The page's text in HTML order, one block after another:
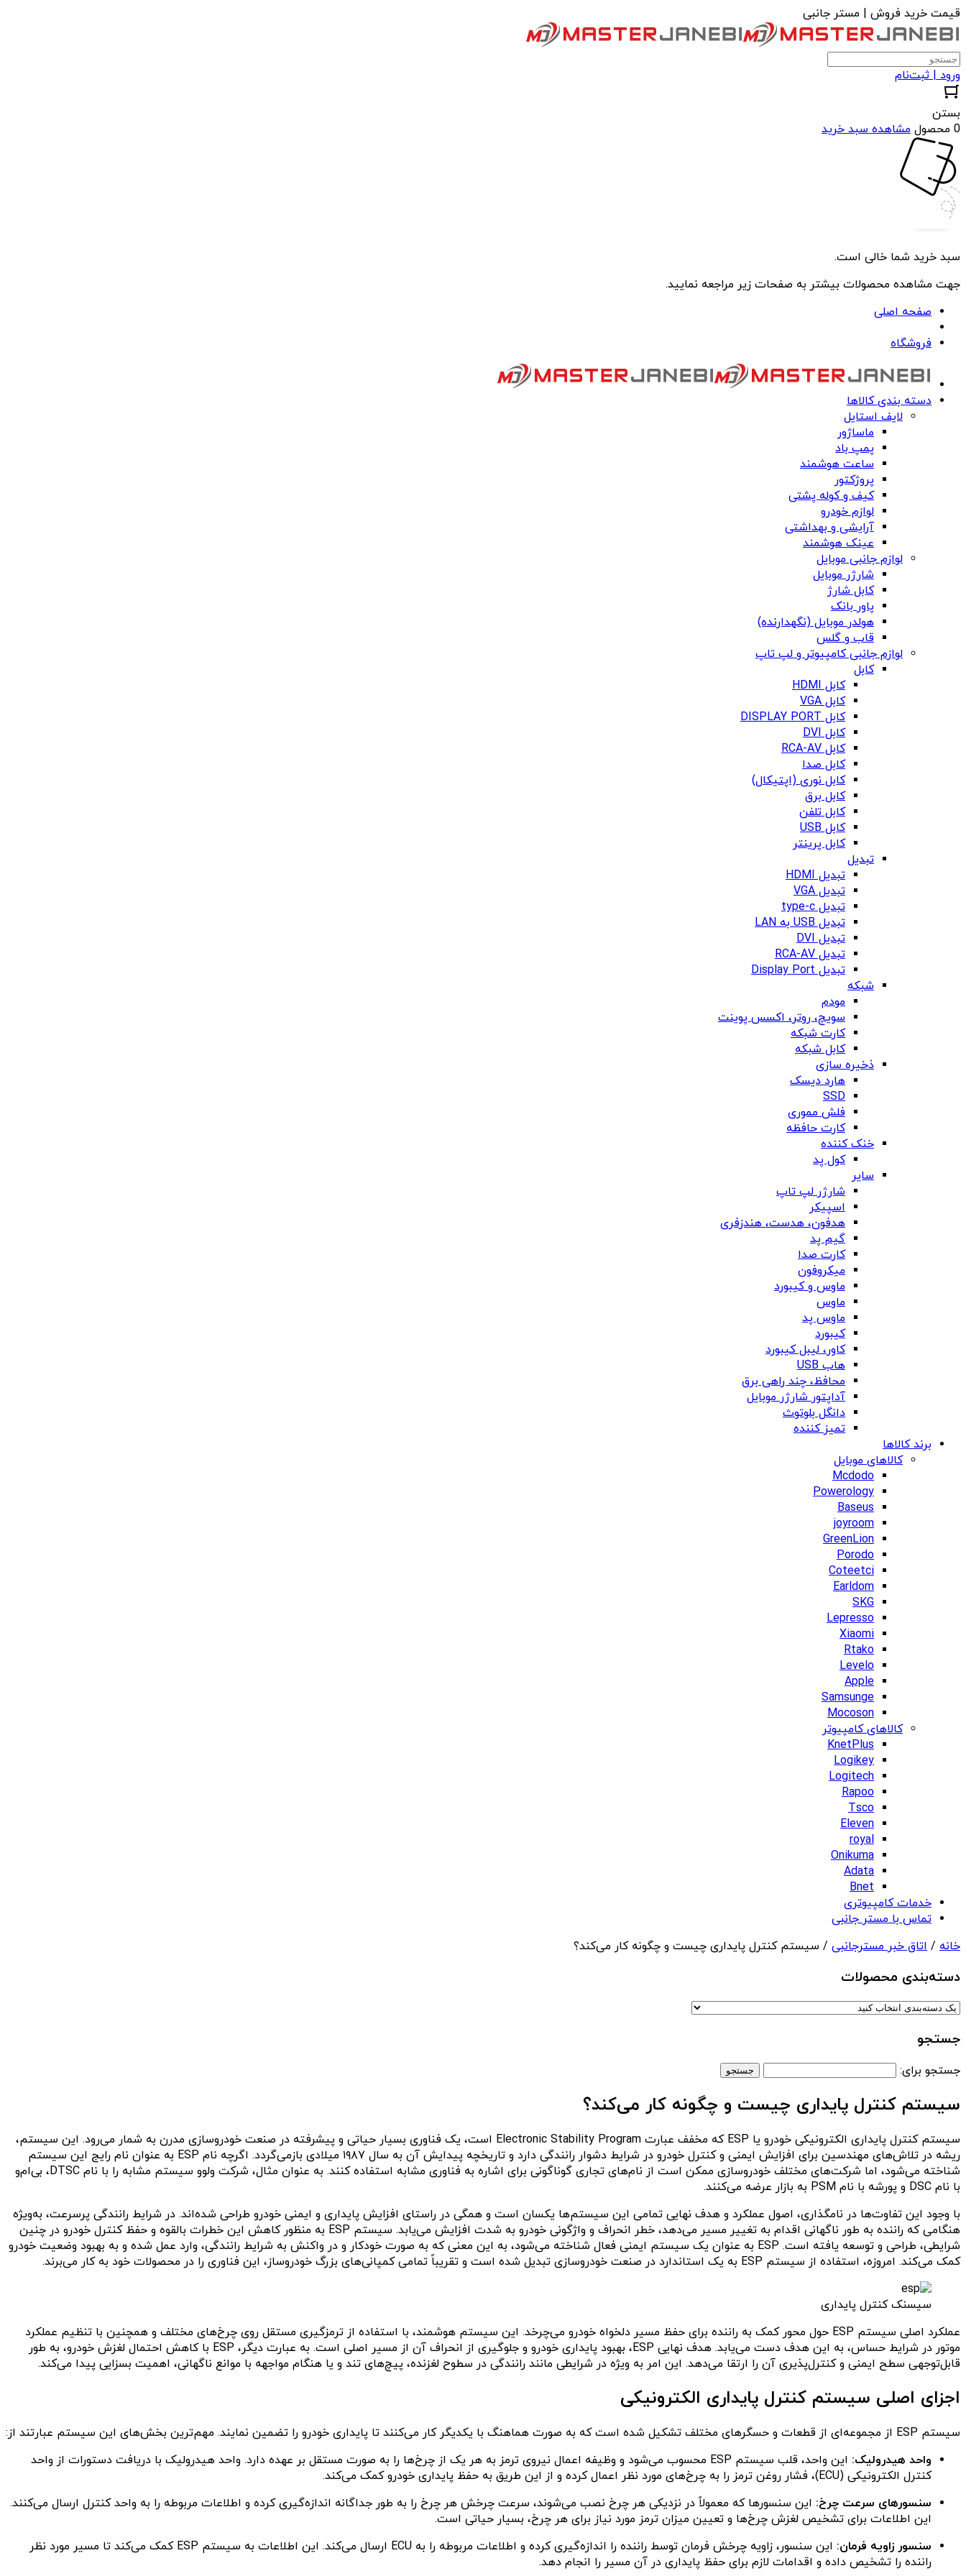
قیمت خرید فروش | مستر جانبی
ورود | ثبت‌نام
بستن
0 محصول
مشاهده سبد خرید
سبد خرید شما خالی است.
جهت مشاهده محصولات بیشتر به صفحات زیر مراجعه نمایید.
صفحه اصلی
فروشگاه
دسته بندی کالاها
لایف استایل
ماساژور
پمپ باد
ساعت هوشمند
پروژکتور
کیف و کوله پشتی
لوازم خودرو
آرایشی و بهداشتی
عینک هوشمند
لوازم جانبی موبایل
شارژر موبایل
کابل شارژ
پاور بانک
هولدر موبایل (نگهدارنده)
قاب و گلس
لوازم جانبی کامپیوتر و لپ تاپ
کابل
کابل HDMI
کابل VGA
کابل DISPLAY PORT
کابل DVI
کابل RCA-AV
کابل صدا
کابل نوری (اپتیکال)
کابل برق
کابل تلفن
کابل USB
کابل پرینتر
تبدیل
تبدیل HDMI
تبدیل VGA
تبدیل type-c
تبدیل USB به LAN
تبدیل DVI
تبدیل RCA-AV
تبدیل Display Port
شبکه
مودم
سویچ، روتر، اکسس پوینت
کارت شبکه
کابل شبکه
ذخیره سازی
هارد دیسک
SSD
فلش مموری
کارت حافظه
خنک کننده
کول پد
سایر
شارژر لپ تاپ
اسپیکر
هدفون، هدست، هندزفری
گیم پد
کارت صدا
میکروفون
ماوس و کیبورد
ماوس
ماوس پد
کیبورد
کاور، لیبل کیبورد
هاب USB
محافظ، چند راهی برق
آداپتور شارژر موبایل
دانگل بلوتوث
تمیز کننده
برند کالاها
کالاهای موبایل
Mcdodo
Powerology
Baseus
joyroom
GreenLion
Porodo
Coteetci
Earldom
SKG
Lepresso
Xiaomi
Rtako
Levelo
Apple
Samsunge
Mocoson
کالاهای کامپیوتر
KnetPlus
Logikey
Logitech
Rapoo
Tsco
Eleven
royal
Onikuma
Adata
Bnet
خدمات کامپیوتری
تماس با مستر جانبی
خانه / اتاق خبر مسترجانبی / سیستم کنترل پایداری چیست و چگونه کار می‌کند؟
دسته‌بندی‌ محصولات
جستجو
جستجو برای:
سیستم کنترل پایداری چیست و چگونه کار می‌کند؟
سیستم کنترل پایداری الکترونیکی خودرو یا ESP که مخفف عبارت Electronic Stability Program است، یک فناوری بسیار حیاتی و پیشرفته در صنعت خودروسازی مدرن به شمار می‌رود. این سیستم،
ریشه در تلاش‌های مهندسین برای افزایش ایمنی و کنترل خودرو در شرایط دشوار رانندگی دارد و تاریخچه پیدایش آن به سال ۱۹۸۷ میلادی بازمی‌گردد. اگرچه نام ESP به عنوان نام رایج این سیستم
شناخته می‌شود، اما شرکت‌های مختلف خودروسازی ممکن است از نام‌های تجاری گوناگونی برای اشاره به فناوری مشابه استفاده کنند. به عنوان مثال، شرکت ولوو سیستم مشابه را با نام DTSC، بی‌ام‌و
با نام DSC و پورشه با نام PSM به بازار عرضه می‌کنند.
با وجود این تفاوت‌ها در نامگذاری، اصول عملکرد و هدف نهایی تمامی این سیستم‌ها یکسان است و همگی در راستای افزایش پایداری و ایمنی خودرو طراحی شده‌اند. در شرایط رانندگی پرسرعت، به‌ویژه
هنگامی که راننده به طور ناگهانی اقدام به تغییر مسیر می‌دهد، خطر انحراف و واژگونی خودرو به شدت افزایش می‌یابد. سیستم ESP به منظور کاهش این خطرات بالقوه و حفظ کنترل خودرو در چنین
شرایطی، طراحی و توسعه یافته است. ESP به عنوان یک سیستم ایمنی فعال شناخته می‌شود، به این معنی که به صورت خودکار و در واکنش به شرایط رانندگی، وارد عمل شده و به بهبود وضعیت خودرو
کمک می‌کند. امروزه، استفاده از سیستم ESP به یک استاندارد در صنعت خودروسازی تبدیل شده است و تقریباً تمامی کمپانی‌های بزرگ خودروساز، این فناوری را در محصولات خود به کار می‌برند.
سیسنک کنترل پایداری
عملکرد اصلی سیستم ESP حول محور کمک به راننده برای حفظ مسیر دلخواه خودرو می‌چرخد. این سیستم هوشمند، با استفاده از ترمزگیری مستقل روی چرخ‌های مختلف و همچنین با تنظیم عملکرد
موتور در شرایط حساس، به این هدف دست می‌یابد. هدف نهایی ESP، بهبود پایداری خودرو و جلوگیری از انحراف آن از مسیر اصلی است. به عبارت دیگر، ESP با کاهش احتمال لغزش خودرو، به طور
قابل‌توجهی سطح ایمنی و کنترل‌پذیری آن را ارتقا می‌دهد. این امر به ویژه در شرایطی مانند رانندگی در سطوح لغزنده، پیچ‌های تند و یا هنگام مواجهه با موانع ناگهانی، اهمیت بسزایی پیدا می‌کند.
اجزای اصلی سیستم کنترل پایداری الکترونیکی
سیستم ESP از مجموعه‌ای از قطعات و حسگرهای مختلف تشکیل شده است که به صورت هماهنگ با یکدیگر کار می‌کنند تا پایداری خودرو را تضمین نمایند. مهم‌ترین بخش‌های این سیستم عبارتند از:
واحد هیدرولیک:
این واحد، قلب سیستم ESP محسوب می‌شود و وظیفه اعمال نیروی ترمز به هر یک از چرخ‌ها را به صورت مستقل بر عهده دارد. واحد هیدرولیک با دریافت دستورات از واحد
کنترل الکترونیکی (ECU)، فشار روغن ترمز را به چرخ‌های مورد نظر اعمال کرده و از این طریق به حفظ پایداری خودرو کمک می‌کند.
سنسورهای سرعت چرخ: این سنسورها که معمولاً در نزدیکی هر چرخ نصب می‌شوند، سرعت چرخش هر چرخ را به طور جداگانه اندازه‌گیری کرده و اطلاعات مربوطه را به واحد کنترل ارسال می‌کنند.
این اطلاعات برای تشخیص لغزش چرخ‌ها و تعیین میزان ترمز مورد نیاز برای هر چرخ، بسیار حیاتی است.
سنسور زاویه فرمان:
این سنسور، زاویه چرخش فرمان توسط راننده را اندازه‌گیری کرده و اطلاعات مربوطه را به ECU ارسال می‌کند. این اطلاعات به سیستم ESP کمک می‌کند تا مسیر مورد نظر
راننده را تشخیص داده و اقدامات لازم برای حفظ پایداری در آن مسیر را انجام دهد.